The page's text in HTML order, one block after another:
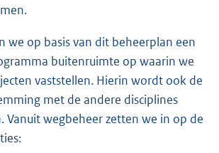
we op basis van dit beheerplan een
buitenruimte op waarin we
vaststellen. Hierin wordt ook de
met de andere disciplines
Vanuit wegbeheer zetten we in op de